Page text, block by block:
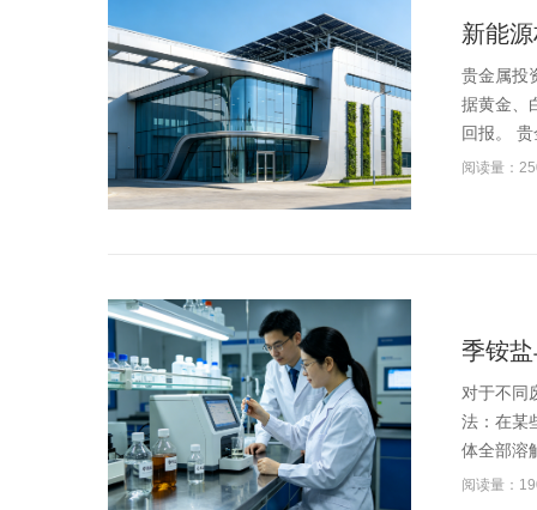
新能
贵金属投
据黄金、
回报。
阅读量：
季铵
对于不同
法：在某
体全部溶
阅读量：